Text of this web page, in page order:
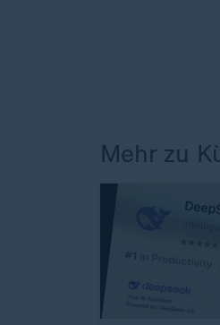
Mehr zu